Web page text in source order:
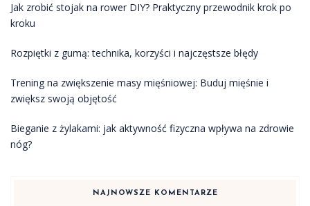
Jak zrobić stojak na rower DIY? Praktyczny przewodnik krok po
kroku
Rozpiętki z gumą: technika, korzyści i najczęstsze błędy
Trening na zwiększenie masy mięśniowej: Buduj mięśnie i
zwiększ swoją objętość
Bieganie z żylakami: jak aktywność fizyczna wpływa na zdrowie
nóg?
NAJNOWSZE KOMENTARZE